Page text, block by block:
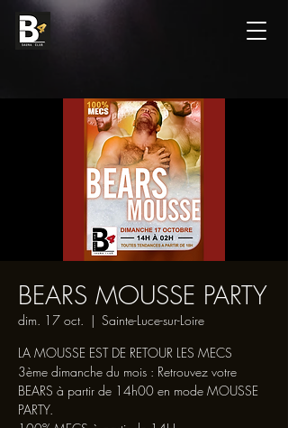
BEARS MOUSSE PARTY
dim. 17 oct.
  |
Sainte-Luce-sur-Loire
LA MOUSSE EST DE RETOUR LES MECS
3ème dimanche du mois : Retrouvez votre
BEARS à partir de 14h00 en mode MOUSSE
PARTY.